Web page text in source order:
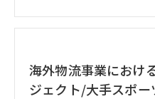
体制としては4名体制で、会
□作業内容：PMOおよび各
■働き方/勤務場所：基本リモ
参加も応相談
海外物流事業におけ
ジェクト/大手スポー